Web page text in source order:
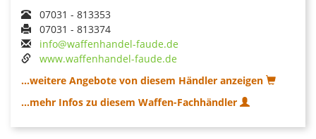
07031 - 813353
07031 - 813374
info@waffenhandel-faude.de
www.waffenhandel-faude.de
...weitere Angebote von diesem Händler anzeigen
...mehr Infos zu diesem Waffen-Fachhändler